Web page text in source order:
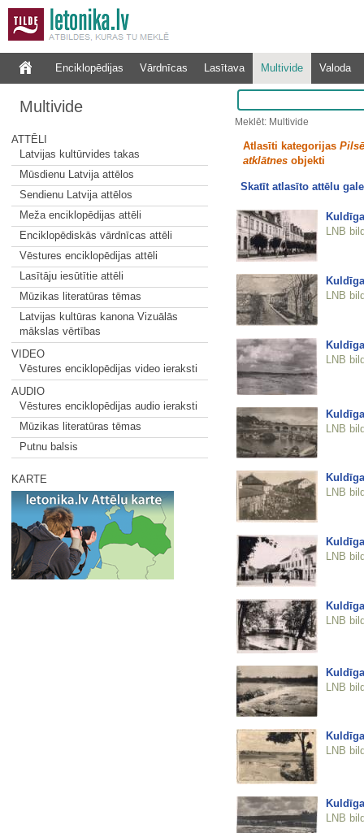
Enciklopēdijas Vārdnīcas Lasītava Multivide Valoda
Multivide
ATTĒLI
Latvijas kultūrvides takas
Mūsdienu Latvija attēlos
Sendienu Latvija attēlos
Meža enciklopēdijas attēli
Enciklopēdiskās vārdnīcas attēli
Vēstures enciklopēdijas attēli
Lasītāju iesūtītie attēli
Mūzikas literatūras tēmas
Latvijas kultūras kanona Vizuālās
mākslas vērtības
VIDEO
Vēstures enciklopēdijas video ieraksti
AUDIO
Vēstures enciklopēdijas audio ieraksti
Mūzikas literatūras tēmas
Putnu balsis
KARTE
Meklēt: Multivide
Atlasīti kategorijas
atklātnesobjekti
Skatīt atlasīto attēlu
LNB
LNB
LNB
LNB
LNB
LNB
LNB
LNB
LNB
LNB